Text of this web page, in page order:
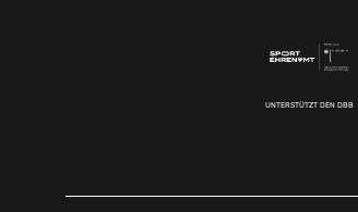
UNTERSTÜTZT DEN DBB